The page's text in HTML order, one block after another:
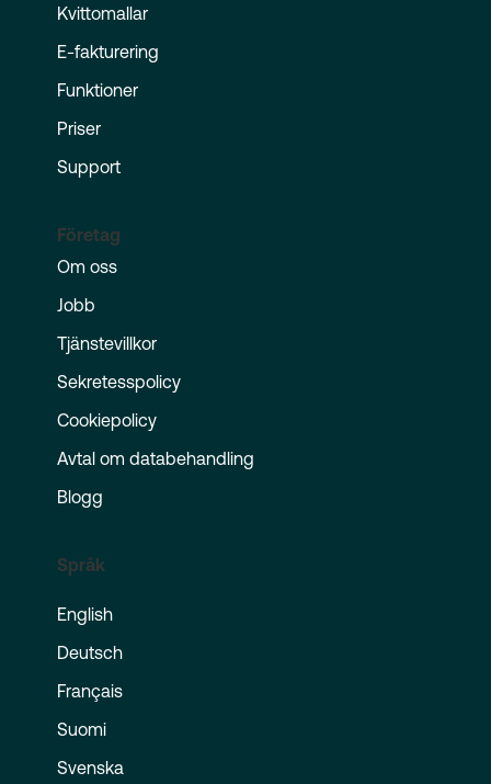
Kvittomallar
E-fakturering
Funktioner
Priser
Support
Företag
Om oss
Jobb
Tjänstevillkor
Sekretesspolicy
Cookiepolicy
Avtal om databehandling
Blogg
Språk
English
Deutsch
Français
Suomi
Svenska